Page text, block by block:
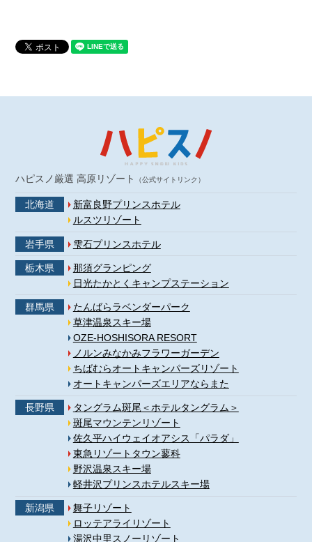
ハピスノ厳選 高原リゾート （公式サイトリンク）
北海道
新富良野プリンスホテル
ルスツリゾート
岩手県 雫石プリンスホテル
栃木県
那須グランピング
日光たかとくキャンプステーション
群馬県
たんばらラベンダーパーク
草津温泉スキー場
OZE-HOSHISORA RESORT
ノルンみなかみフラワーガーデン
ちばむらオートキャンパーズリゾート
オートキャンパーズエリアならまた
長野県
タングラム斑尾＜ホテルタングラム＞
斑尾マウンテンリゾート
佐久平ハイウェイオアシス「パラダ」
東急リゾートタウン蓼科
野沢温泉スキー場
軽井沢プリンスホテルスキー場
新潟県
舞子リゾート
ロッテアライリゾート
湯沢中里スノーリゾート